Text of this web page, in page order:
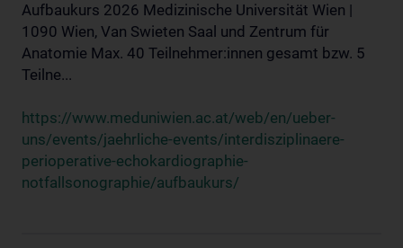
Aufbaukurs 2026 Medizinische Universität Wien |
1090 Wien, Van Swieten Saal und Zentrum für
Anatomie Max. 40 Teilnehmer:innen gesamt bzw. 5
Teilne...
https://www.meduniwien.ac.at/web/en/ueber-
uns/events/jaehrliche-events/interdisziplinaere-
perioperative-echokardiographie-
notfallsonographie/aufbaukurs/